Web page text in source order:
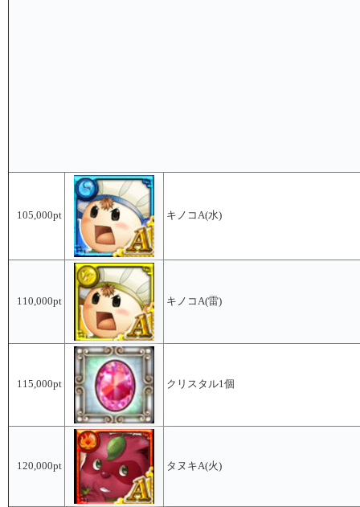
105,000pt キノコA(水)
110,000pt キノコA(雷)
115,000pt クリスタル1個
120,000pt タヌキA(火)